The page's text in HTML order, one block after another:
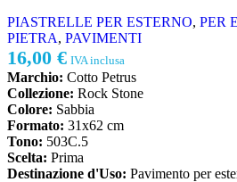
PIASTRELLE PER ESTERNO, PER
PIETRA, PAVIMENTI
16,00 € IVA inclusa
Marchio: Cotto Petrus
Collezione: Rock Stone
Colore: Sabbia
Formato: 31x62 cm
Tono: 503C.5
Scelta: Prima
Destinazione d'Uso: Pavimento per